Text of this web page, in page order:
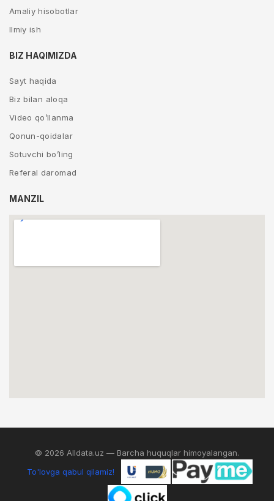
Amaliy hisobotlar
Ilmiy ish
BIZ HAQIMIZDA
Sayt haqida
Biz bilan aloqa
Video qo’llanma
Qonun-qoidalar
Sotuvchi bo’ling
Referal daromad
MANZIL
© 2026 Alldata.uz — Barcha huquqlar himoyalangan.
To'lovga qabul qilamiz!